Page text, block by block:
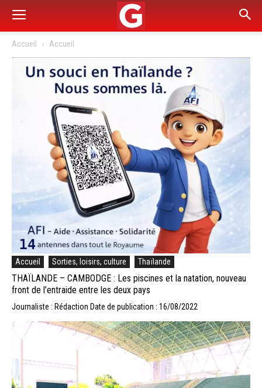
Accueil Accueil
Accueil Sorties, loisirs, culture Thaïlande
THAÏLANDE – CAMBODGE : Les piscines et la natation, nouveau
front de l’entraide entre les deux pays
Journaliste : Rédaction Date de publication : 16/08/2022